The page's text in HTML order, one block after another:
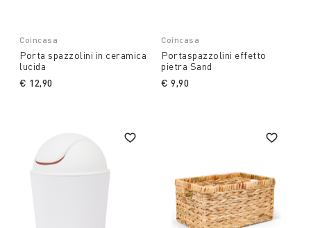
Coincasa
Porta spazzolini in ceramica
lucida
€ 12,90
Coincasa
Portaspazzolini effetto
pietra Sand
€ 9,90